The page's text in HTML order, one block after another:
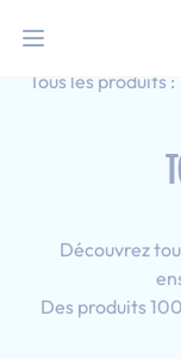
Accueil
Tous les produits
Découvrez
Des produits